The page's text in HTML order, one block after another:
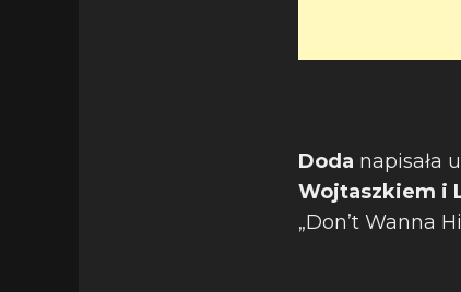
Doda napisała
Wojtaszkiem i
„Don’t Wanna